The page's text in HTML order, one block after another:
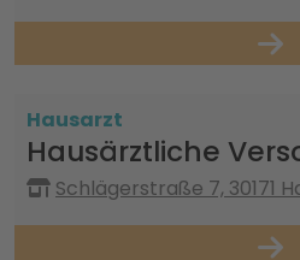
Hausarzt
Hausärztliche
Schlägerstraße 7, 30171